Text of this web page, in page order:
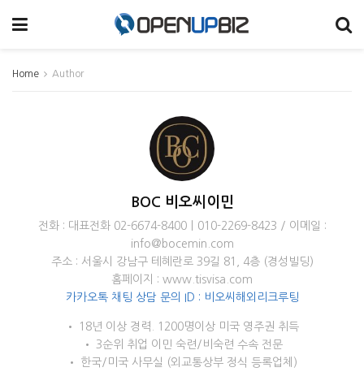
Home Author
BOC 비오씨이민
전화 : 대표전화 02-6674-8400ㅣ010-2269-8423 / 이메일 :
info@bocemin.com
주소 : 서울시 강남구 테혜란로 39길 81, 4층 (경성빌딩)
홈페이지 : www.tisvisa.com
카카오톡 채팅 상담 문의 ID : 비오씨해외리크루팅
• 18년 이상 경력. 1200명이상 미국 영주권 취득
• 3순위 취업 이민 숙련/비숙련 수속 전문
• 한국/미국 사무실 (외교통상부 정식 등록업체)